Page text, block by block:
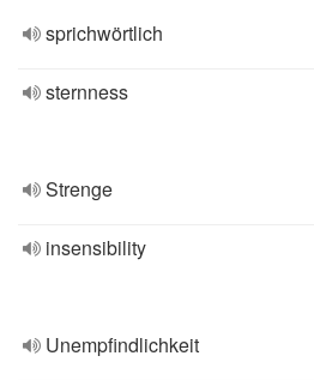
sprichwörtlich
sternness
Strenge
insensibility
Unempfindlichkeit